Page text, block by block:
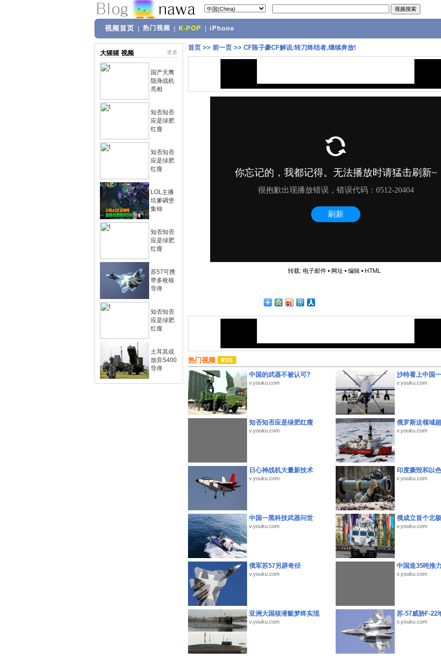
视频首页 热门视频 K-POP iPhone
大猩猩 视频 更多
国产天鹰
隐身战机
亮相
知否知否
应是绿肥
红瘦
知否知否
应是绿肥
红瘦
LOL主播
坑爹碉堡
集锦
知否知否
应是绿肥
红瘦
苏57可携
带多枚核
导弹
知否知否
应是绿肥
红瘦
土耳其或
放弃S400
导弹
首页 >> 前一页 >> CF陈子豪CF解说:转刀终结者,继续奔放!
转载: 电子邮件• 网址 • 编辑• HTML
热门视频
中国的武器不被认可?
v.youku.com
沙特看上中国
v.youku.com
知否知否应是绿肥红瘦
v.youku.com
俄罗斯这领域
v.youku.com
日心神战机大量新技术
v.youku.com
印度撕毁和以
v.youku.com
中国一黑科技武器问世
v.youku.com
俄成立首个北
v.youku.com
俄军苏57另辟奇径
v.youku.com
中国造35吨推
v.youku.com
亚洲大国核潜艇梦终实现
v.youku.com
苏-57威胁F-22
v.youku.com